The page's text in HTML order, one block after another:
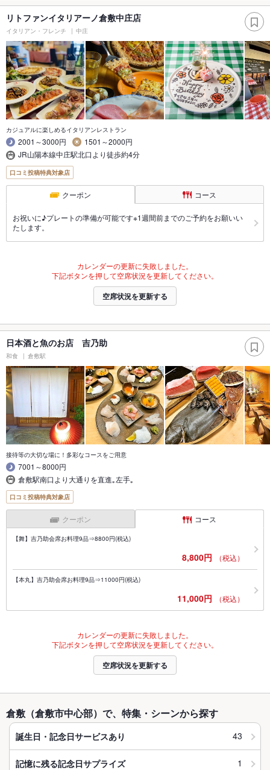
リトファンイタリアーノ倉敷中庄店
イタリアン・フレンチ 中庄
カジュアルに楽しめるイタリアンレストラン
2001～3000円
1501～2000円
JR山陽本線中庄駅北口より徒歩約4分
口コミ投稿特典対象店
クーポン コース
お祝いに♪プレートの準備が可能です※1週間前までのご予約をお願いい
たします。
カレンダーの更新に失敗しました。
下記ボタンを押して空席状況を更新してください。
空席状況を更新する
日本酒と魚のお店 吉乃助
和食 倉敷駅
接待等の大切な場に！多彩なコースをご用意
7001～8000円
倉敷駅南口より大通りを直進｡左手｡
口コミ投稿特典対象店
クーポン コース
【舞】吉乃助会席お料理9品⇒8800円(税込)
8,800円 （税込）
【本丸】吉乃助会席お料理9品⇒11000円(税込)
11,000円 （税込）
カレンダーの更新に失敗しました。
下記ボタンを押して空席状況を更新してください。
空席状況を更新する
倉敷（倉敷市中心部）で、特集・シーンから探す
誕生日・記念日サービスあり 43
記憶に残る記念日サプライズ 1